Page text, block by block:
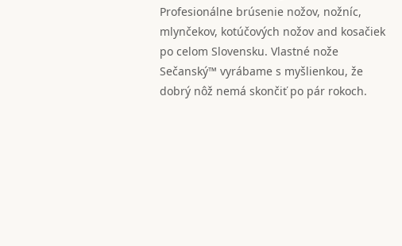
Profesionálne brúsenie nožov, nožníc,
mlynčekov, kotúčových nožov and kosačiek
po celom Slovensku. Vlastné nože
Sečanský™ vyrábame s myšlienkou, že
dobrý nôž nemá skončiť po pár rokoch.